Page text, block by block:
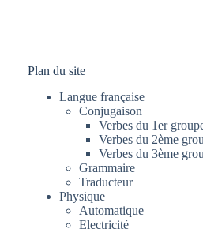
Plan du site
Langue française
Conjugaison
Verbes du 1er
Verbes du 2ème
Verbes du 3ème
Grammaire
Traducteur
Physique
Automatique
Electricité